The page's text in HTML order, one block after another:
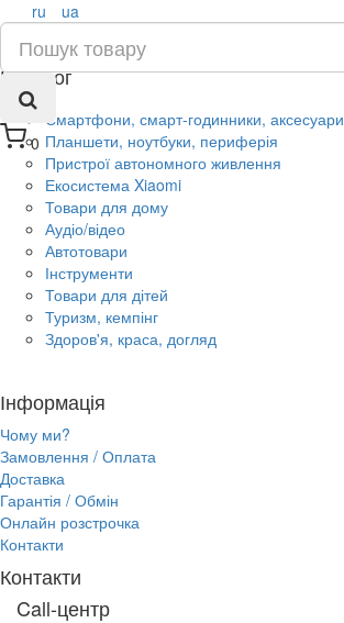
0
ru ua
Каталог
Смартфони, смарт-годинники, аксесуари
Планшети, ноутбуки, периферія
Пристрої автономного живлення
Екосистема Xiaomi
Товари для дому
Аудіо/відео
Автотовари
Інструменти
Товари для дітей
Туризм, кемпінг
Здоров'я, краса, догляд
Інформація
Чому ми?
Замовлення / Оплата
Доставка
Гарантія / Обмін
Онлайн розстрочка
Контакти
Контакти
Call-центр